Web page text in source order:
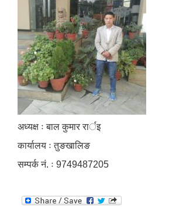
अध्यक्ष ः बाल कुमार रार्इ
कार्यालय ः तुङखालिङ
सम्पर्क नं. ः 9749487205